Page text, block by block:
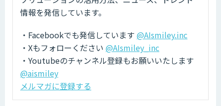
情報を発信しています。
・Facebookでも発信しています @AIsmiley.inc
・Xもフォローください @AIsmiley_inc
・Youtubeのチャンネル登録もお願いいたします
@aismiley
メルマガに登録する